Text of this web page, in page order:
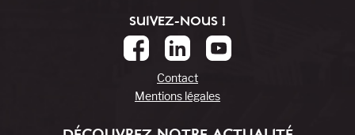
SUIVEZ-NOUS !
Contact
Mentions légales